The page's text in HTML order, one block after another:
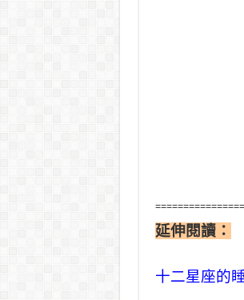
延伸閱讀：
十二星座的